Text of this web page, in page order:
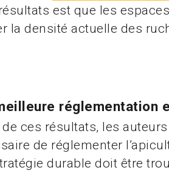
est que les
la densité actuelle des
réglementation
ces résultats, les
de réglementer
durable doit être